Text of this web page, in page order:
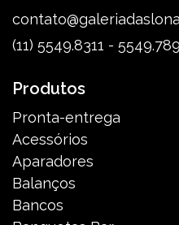
(11) 5549.8311 -
Produtos
Pronta-entrega
Acessórios
Aparadores
Balanços
Bancos